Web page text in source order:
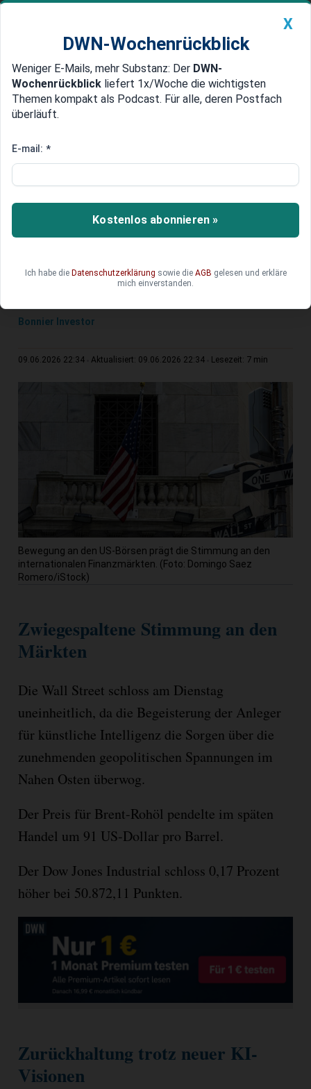
Newsticker MEIN DWN: Geldanlage Premium
Edelmetalle DWN-Magazin China
US-Marktbericht: Wall Street
und Nike zulegt
Ein Handelstag der Gegensätze: Was die
Stimmung der Anleger heute maßgeblich
Bonnier Investor
09.06.2026 22:34 Aktualisiert: 09.06.2026 22:34 Lesezeit: 7 min
Bewegung an den US-Börsen prägt die Stimmung an den
internationalen Finanzmärkten. (Foto: Domingo Saez
Romero/iStock)
Zwiegespaltene Stimmung an den
Märkten
Die Wall Street schloss am Dienstag
uneinheitlich, da die Begeisterung der Anleger
für künstliche Intelligenz die Sorgen über die
zunehmenden geopolitischen Spannungen im
Nahen Osten überwog.
Der Preis für Brent-Rohöl pendelte im späten
Handel um 91 US-Dollar pro Barrel.
Der Dow Jones Industrial schloss 0,17 Prozent
höher bei 50.872,11 Punkten.
Zurückhaltung trotz neuer KI-
Visionen
X
DWN-Wochenrückblick
Weniger E-Mails, mehr Substanz: Der DWN-
Wochenrückblick liefert 1x/Woche die wichtigsten
Themen kompakt als Podcast. Für alle, deren Postfach
überläuft.
E-mail: *
Kostenlos abonnieren »
Ich habe die Datenschutzerklärung sowie die AGB gelesen und erkläre
mich einverstanden.